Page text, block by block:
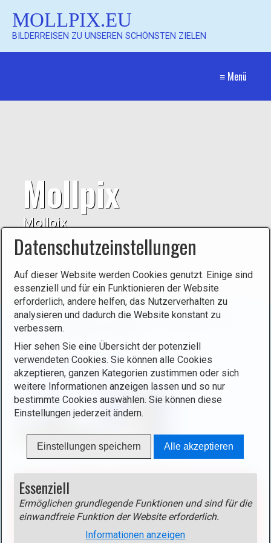
MOLLPIX.EU
BILDERREISEN ZU UNSEREN SCHÖNSTEN ZIELEN
≡ Menü
Mollpix
Mollpix
Sie befinden sich hier:Startseite / Luxemburg / Orte
Zentrum und Westen
Lannen - Lannen
Blockierter Inhalt!
Aktivieren Sie das CookieExterne Medien >
Google Mapsum diesen Inhalt anzuzeigen!
Anbieter: Google
Datenschutzeinstellungen
Auf dieser Website werden Cookies genutzt. Einige sind
essenziell und für ein Funktionieren der Website
erforderlich, andere helfen, das Nutzerverhalten zu
analysieren und dadurch die Website konstant zu
verbessern.
Hier sehen Sie eine Übersicht der potenziell
verwendeten Cookies. Sie können alle Cookies
akzeptieren, ganzen Kategorien zustimmen oder sich
weitere Informationen anzeigen lassen und so nur
bestimmte Cookies auswählen. Sie können diese
Einstellungen jederzeit ändern.
Einstellungen speichern Alle akzeptieren
Essenziell
Ermöglichen grundlegende Funktionen und sind für die
einwandfreie Funktion der Website erforderlich.
Informationen anzeigen